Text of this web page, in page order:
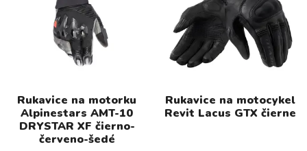
Rukavice na motorku
Alpinestars AMT-10
DRYSTAR XF čierno-
červeno-šedé
Rukavice na motocykel
Revit Lacus GTX čierne